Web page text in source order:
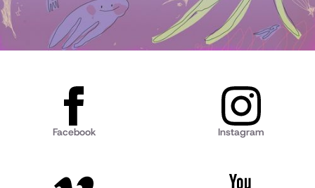
Facebook Instagram